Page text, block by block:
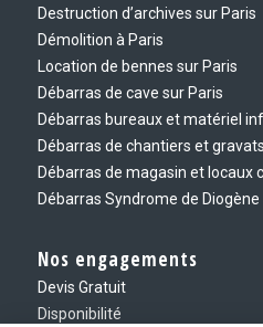
Destruction d’archives sur Paris
Démolition à Paris
Location de bennes sur Paris
Débarras de cave sur Paris
Débarras bureaux et matériel
Débarras de chantiers et
Débarras de magasin et locaux
Débarras Syndrome de Diogène
Nos engagements
Devis Gratuit
Disponibilité